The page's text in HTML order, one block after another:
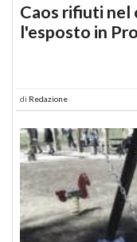
Caos rifiuti nel
l'esposto in
di Redazione